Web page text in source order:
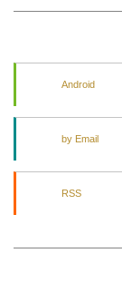
Android
by Email
RSS